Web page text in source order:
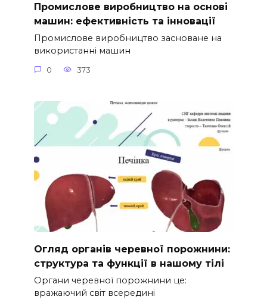
Промислове виробництво на основі
машин: ефективність та інновації
Промислове виробництво засноване на
використанні машин
0 373
Огляд органів черевної порожнини:
структура та функції в нашому тілі
Органи черевної порожнини це:
вражаючий світ всередині